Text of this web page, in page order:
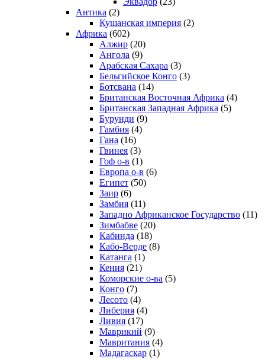
Антика (2)
Кушанская империя (2)
Африка (602)
Алжир (20)
Ангола (9)
Арабская Сахара (3)
Бельгийское Конго (3)
Ботсвана (14)
Британская Восточная Африка (4)
Британская Западная Африка (5)
Бурунди (9)
Гамбия (4)
Гана (16)
Гвинея (3)
Гоф о-в (1)
Европа о-в (6)
Египет (50)
Заир (6)
Замбия (11)
Западно Африканское Государство (11)
Зимбабве (20)
Кабинда (18)
Кабо-Верде (8)
Катанга (1)
Кения (21)
Коморcкие о-ва (5)
Конго (7)
Лесото (4)
Либерия (4)
Ливия (17)
Маврикий (9)
Мавритания (4)
Мадагаскар (1)